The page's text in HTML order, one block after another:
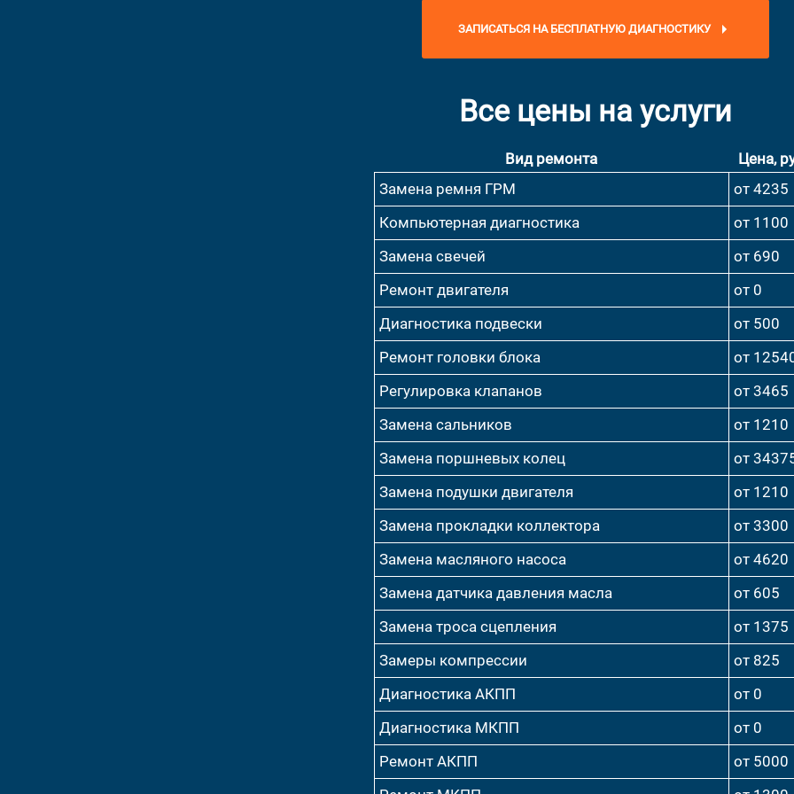
ЗАПИСАТЬСЯ НА БЕСПЛАТНУЮ ДИАГНОСТИКУ
Все цены на услуги
Вид ремонта
Цена,
Замена ремня ГРМ
от 4235
Компьютерная диагностика
от 1100
Замена свечей
от 690
Ремонт двигателя
от 0
Диагностика подвески
от 500
Ремонт головки блока
от
Регулировка клапанов
от 3465
Замена сальников
от 1210
Замена поршневых колец
от
Замена подушки двигателя
от 1210
Замена прокладки коллектора
от 3300
Замена масляного насоса
от 4620
Замена датчика давления масла
от 605
Замена троса сцепления
от 1375
Замеры компрессии
от 825
Диагностика АКПП
от 0
Диагностика МКПП
от 0
Ремонт АКПП
от 5000